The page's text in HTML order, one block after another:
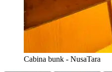
Cabina bunk - NusaTara